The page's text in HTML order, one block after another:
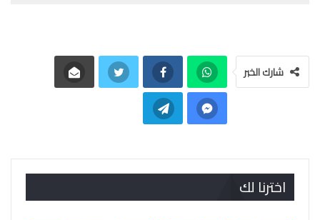
شارك الخبر
اخترنا لك